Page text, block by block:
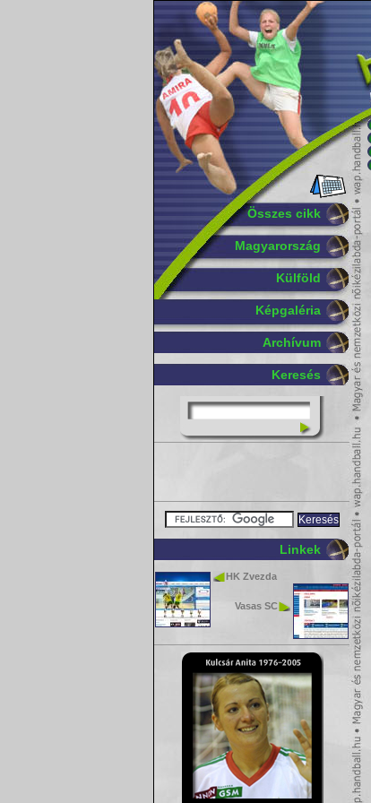
Összes cikk
Magyarország
Külföld
Képgaléria
Archívum
Keresés
Linkek
HK Zvezda
Vasas SC